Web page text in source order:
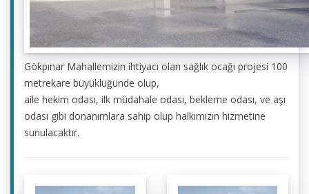
Gökpınar Mahallemizin ihtiyacı olan sağlık ocağı projesi 100
metrekare büyüklüğünde olup,
aile hekim odası, ilk müdahale odası, bekleme odası, ve aşı
odası gibi donanımlara sahip olup halkımızın hizmetine
sunulacaktır.